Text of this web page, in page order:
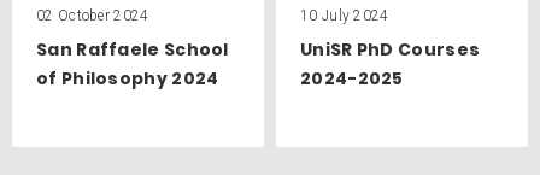
02 October 2024
San Raffaele School
of Philosophy 2024
10 July 2024
UniSR PhD Courses
2024-2025